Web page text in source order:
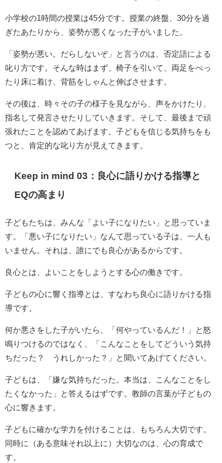
小学校の1時間の授業は45分です。授業の終盤、30分を過
ぎたあたりから、姿勢が悪くなった子がいました。
「姿勢が悪い。だらしないぞ」と言うのは、否定語による
叱り方です。そんな時はまず、椅子を引いて、両足をべっ
たり床に着け、背筋をしゃんと伸ばさせます。
その後は、時々その子の様子を見ながら、声をかけたり、
指名して発言させたりしていきます。そして、最後まで頑
張れたことを認めてあげます。子どもを信じる気持ちをも
つと、肯定的な叱り方が見えてきます。
Keep in mind 03：
良心に語りかける指導と
EQの高まり
子どもたちは、みんな「よい子になりたい」と思っていま
す。「悪い子になりたい」なんて思っている子は、一人も
いません。それは、誰にでも良心があるからです。
良心とは、よいことをしようとする心の働きです。
子どもの心に響く指導とは、すなわち良心に語りかける指
導です。
何か悪さをした子がいたら、「何やっているんだ！」と怒
鳴りつけるのではなく、「こんなことをしてどういう気持
ちだった？ うれしかった？」と聞いてあげてください。
子どもは、「嫌な気持ちだった。本当は、こんなことをし
たくなかった」と答えるはずです。教師の言葉が子どもの
心に響きます。
子どもに確かな学力を付けることは、もちろん大切です。
同時に（ある意味それ以上に）大切なのは、心の育成で
す。